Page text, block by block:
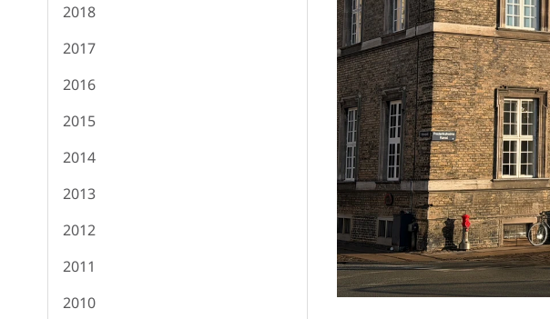
2018
2017
2016
2015
2014
2013
2012
2011
2010